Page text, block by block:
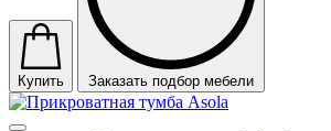
Купить Заказать подбор мебели